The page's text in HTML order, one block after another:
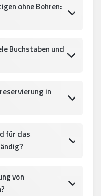
ohne Bohren:
Buchstaben und
in
für das
von